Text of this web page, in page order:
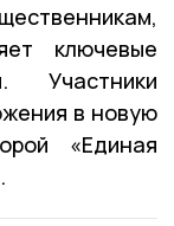
ключевые
Участники
в новую
«Единая